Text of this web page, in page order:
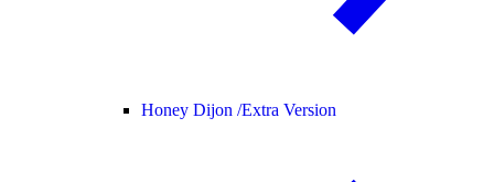
Honey Dijon /Extra Version